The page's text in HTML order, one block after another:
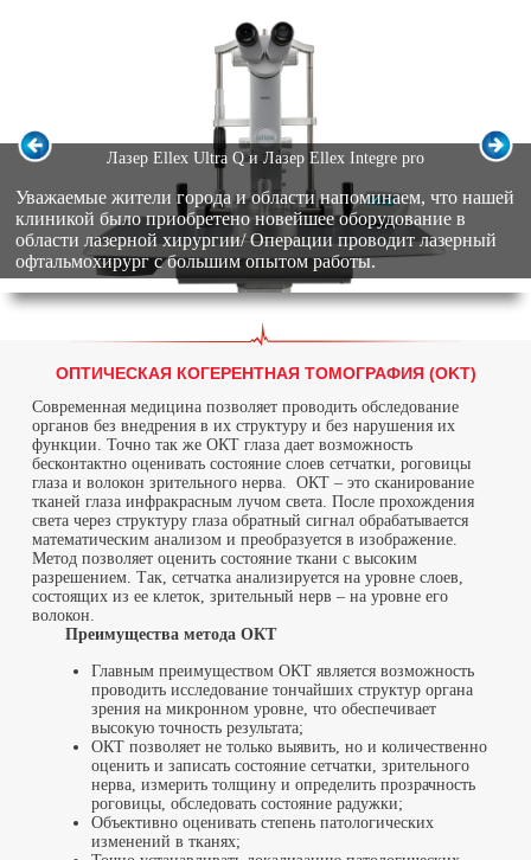
Лазер Ellex Ultra Q и Лазер Ellex Integre pro
Уважаемые жители города и области напоминаем, что нашей
клиникой было приобретено новейшее оборудование в
области лазерной хирургии/ Операции проводит лазерный
офтальмохирург с большим опытом работы.
ОПТИЧЕСКАЯ КОГЕРЕНТНАЯ ТОМОГРАФИЯ (OKT)
Современная медицина позволяет проводить обследование
органов без внедрения в их структуру и без нарушения их
функции. Точно так же ОКТ глаза дает возможность
бесконтактно оценивать состояние слоев сетчатки, роговицы
глаза и волокон зрительного нерва. ОКТ – это сканирование
тканей глаза инфракрасным лучом света. После прохождения
света через структуру глаза обратный сигнал обрабатывается
математическим анализом и преобразуется в изображение.
Метод позволяет оценить состояние ткани с высоким
разрешением. Так, сетчатка анализируется на уровне слоев,
состоящих из ее клеток, зрительный нерв – на уровне его
волокон.
Преимущества метода ОКТ
Главным преимуществом ОКТ является возможность
проводить исследование тончайших структур органа
зрения на микронном уровне, что обеспечивает
высокую точность результата;
ОКТ позволяет не только выявить, но и количественно
оценить и записать состояние сетчатки, зрительного
нерва, измерить толщину и определить прозрачность
роговицы, обследовать состояние радужки;
Объективно оценивать степень патологических
изменений в тканях;